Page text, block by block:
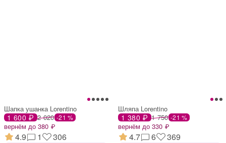
Шапка ушанка Lorentino
1 600 ₽ 2 020 -21 %
вернём до 380 ₽
4.9 1 306
Шляпа Lorentino
1 380 ₽ 1 750 -21 %
вернём до 330 ₽
4.7 6 369